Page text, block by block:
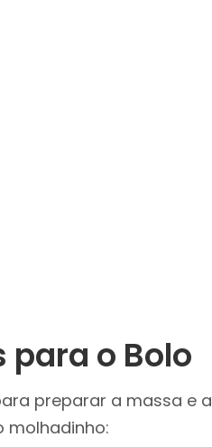
o Bolo
preparar a massa e a
molhadinho: